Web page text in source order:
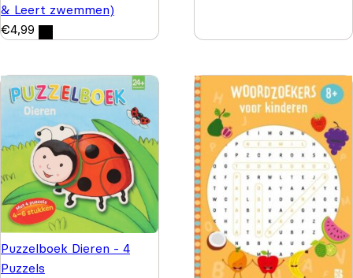
& Leert zwemmen)
€4,99
Puzzelboek Dieren - 4
Puzzels